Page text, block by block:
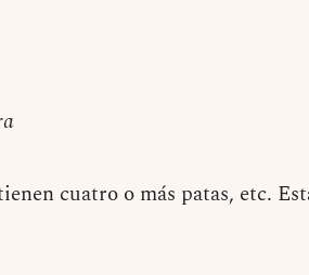
cuatro o más patas, etc.